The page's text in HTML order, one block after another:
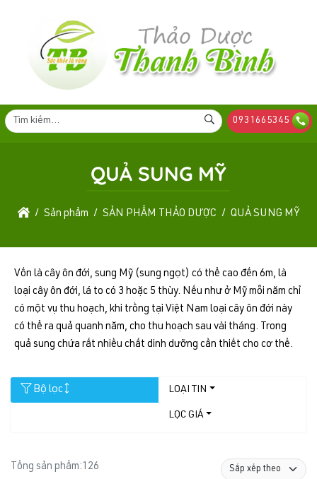
0931665345
QUẢ SUNG MỸ
Sản phẩm SẢN PHẨM THẢO DƯỢC QUẢ SUNG MỸ
Vốn là cây ôn đới, sung Mỹ (sung ngọt) có thể cao đến 6m, là
loại cây ôn đới, lá to có 3 hoặc 5 thùy. Nếu như ở Mỹ mỗi năm chỉ
có một vụ thu hoạch, khi trồng tại Việt Nam loại cây ôn đới này
có thể ra quả quanh năm, cho thu hoạch sau vài tháng. Trong
quả sung chứa rất nhiều chất dinh dưỡng cần thiết cho cơ thể.
Bộ lọc LOẠI TIN
LỌC GIÁ
Tổng sản phẩm: 126